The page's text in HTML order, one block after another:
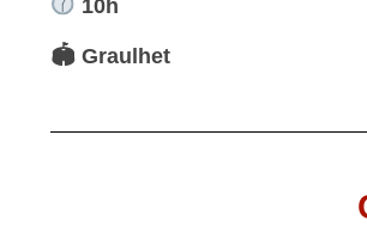
10h
🏟 Graulhet